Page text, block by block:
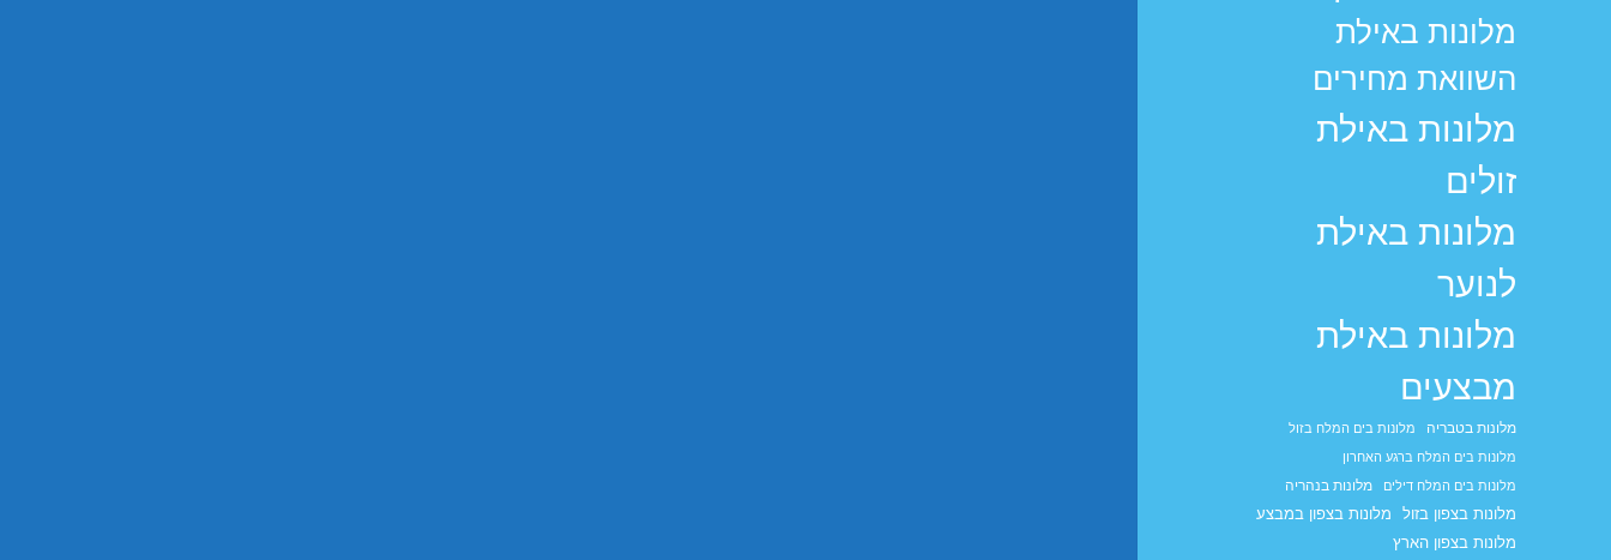
מלונות באילת
השוואת מחירים
מלונות באילת
זולים
מלונות באילת
לנוער
מלונות באילת
מבצעים
מלונות בטבריה
מלונות בים המלח בזול
מלונות בים המלח ברגע האחרון
מלונות בים המלח דילים
מלונות בנהריה
מלונות בצפון בזול
מלונות בצפון במבצע
מלונות בצפון הארץ